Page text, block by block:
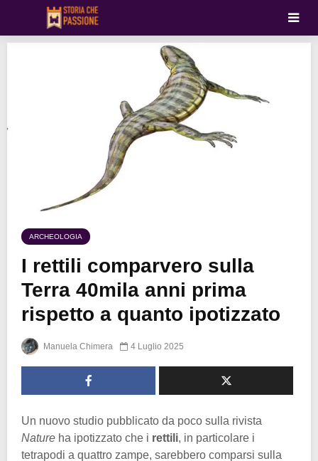
ARCHEOLOGIA
I rettili comparvero sulla
Terra 40mila anni prima
rispetto a quanto ipotizzato
Manuela Chimera 4 Luglio 2025
Un nuovo studio pubblicato da poco sulla rivista
Nature ha ipotizzato che i rettili, in particolare i
tetrapodi a quattro zampe, sarebbero comparsi sulla